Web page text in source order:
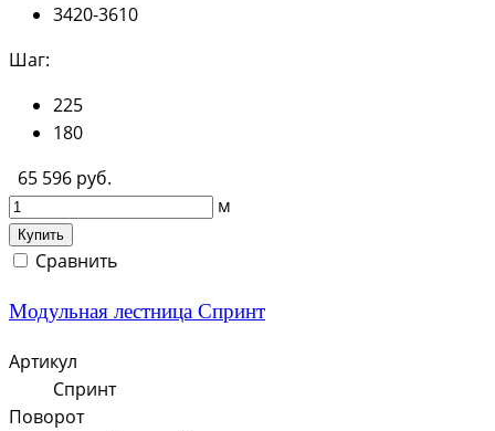
3420-3610
Шаг:
225
180
65 596 руб.
м
Купить
Сравнить
Модульная лестница Спринт
Артикул
Спринт
Поворот